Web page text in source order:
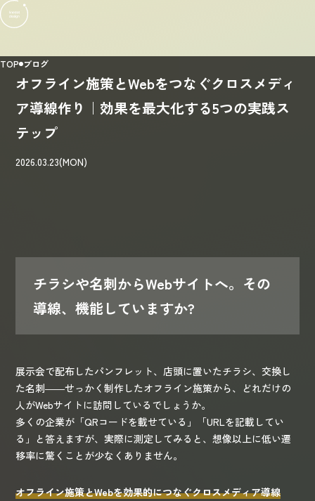
TOP ブログ
オフライン施策とWebをつなぐクロスメディ
ア導線作り｜効果を最大化する5つの実践ス
テップ
2026.03.23(MON)
チラシや名刺からWebサイトへ。その
導線、機能していますか?
展示会で配布したパンフレット、店頭に置いたチラシ、交換し
た名刺――せっかく制作したオフライン施策から、どれだけの
人がWebサイトに訪問しているでしょうか。
多くの企業が「QRコードを載せている」「URLを記載してい
る」と答えますが、実際に測定してみると、想像以上に低い遷
移率に驚くことが少なくありません。
オフライン施策とWebを効果的につなぐクロスメディア導線